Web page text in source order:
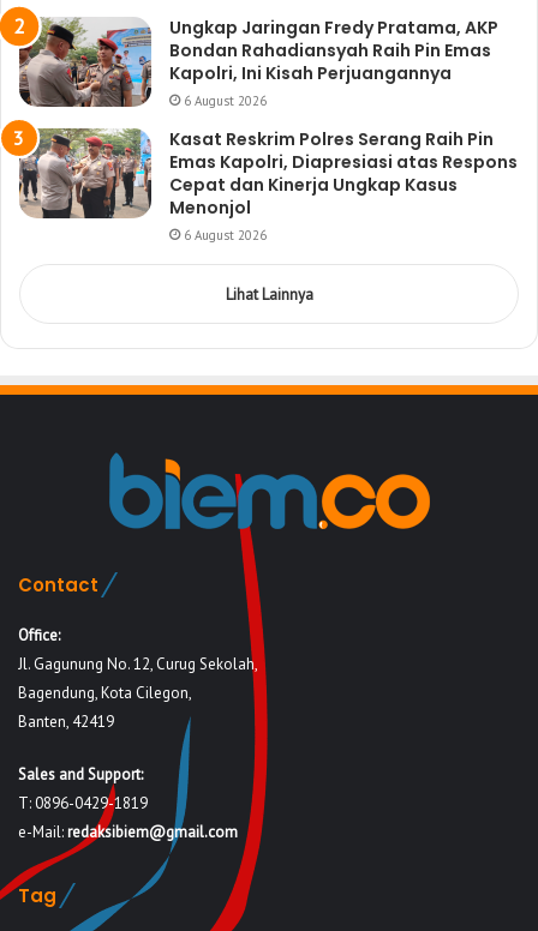
Ungkap Jaringan Fredy Pratama, AKP
Bondan Rahadiansyah Raih Pin Emas
Kapolri, Ini Kisah Perjuangannya
6 August 2026
Kasat Reskrim Polres Serang Raih Pin
Emas Kapolri, Diapresiasi atas Respons
Cepat dan Kinerja Ungkap Kasus
Menonjol
6 August 2026
Lihat Lainnya
Contact
Office:
Jl. Gagunung No. 12, Curug Sekolah,
Bagendung, Kota Cilegon,
Banten, 42419
Sales and Support:
T: 0896-0429-1819
e-Mail:redaksibiem@gmail.com
Tag